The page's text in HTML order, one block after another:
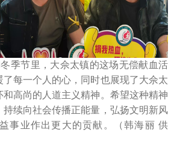
季节里，大佘太镇的这场无偿献血活
每一个人的心，同时也展现了大佘太
高尚的人道主义精神。希望这种精神
续向社会传播正能量，弘扬文明新风
事业作出更大的贡献。（韩海丽 供